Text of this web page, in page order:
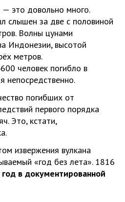
это довольно много.
слышен за две с половиной
Волны цунами
Индонезии, высотой
метров.
человек погибло в
непосредственно.
погибших от
первого порядка
Это, кстати,
извержения вулкана
«год без лета». 1816
в документированной